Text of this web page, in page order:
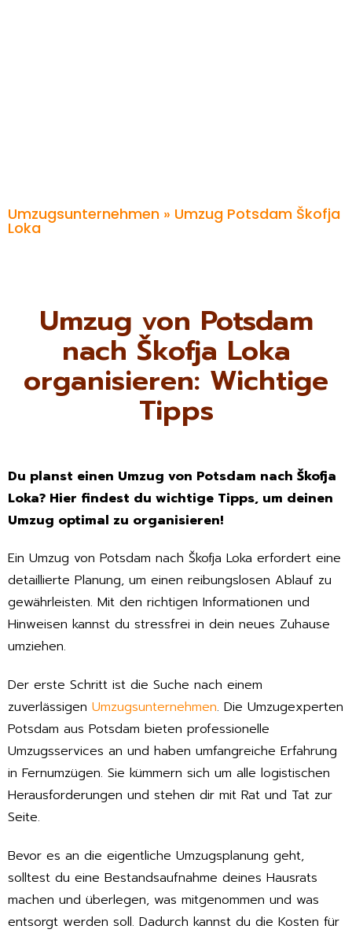
Umzugsunternehmen » Umzug Potsdam Škofja
Loka
Umzug von Potsdam
nach Škofja Loka
organisieren: Wichtige
Tipps
Du planst einen Umzug von Potsdam nach Škofja
Loka? Hier findest du wichtige Tipps, um deinen
Umzug optimal zu organisieren!
Ein Umzug von Potsdam nach Škofja Loka erfordert eine
detaillierte Planung, um einen reibungslosen Ablauf zu
gewährleisten. Mit den richtigen Informationen und
Hinweisen kannst du stressfrei in dein neues Zuhause
umziehen.
Der erste Schritt ist die Suche nach einem
zuverlässigen Umzugsunternehmen. Die Umzugexperten
Potsdam aus Potsdam bieten professionelle
Umzugsservices an und haben umfangreiche Erfahrung
in Fernumzügen. Sie kümmern sich um alle logistischen
Herausforderungen und stehen dir mit Rat und Tat zur
Seite.
Bevor es an die eigentliche Umzugsplanung geht,
solltest du eine Bestandsaufnahme deines Hausrats
machen und überlegen, was mitgenommen und was
entsorgt werden soll. Dadurch kannst du die Kosten für